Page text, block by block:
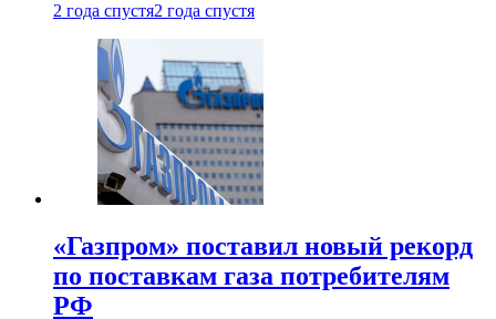
2 года спустя2 года спустя
«Газпром» поставил новый рекорд
по поставкам газа потребителям
РФ